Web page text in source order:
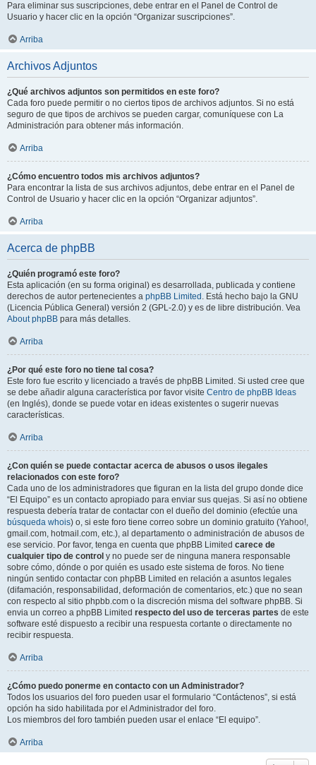
Para eliminar sus suscripciones, debe entrar en el Panel de Control de
Usuario y hacer clic en la opción “Organizar suscripciones”.
Arriba
Archivos Adjuntos
¿Qué archivos adjuntos son permitidos en este foro?
Cada foro puede permitir o no ciertos tipos de archivos adjuntos. Si no está
seguro de que tipos de archivos se pueden cargar, comuníquese con La
Administración para obtener más información.
Arriba
¿Cómo encuentro todos mis archivos adjuntos?
Para encontrar la lista de sus archivos adjuntos, debe entrar en el Panel de
Control de Usuario y hacer clic en la opción “Organizar adjuntos”.
Arriba
Acerca de phpBB
¿Quién programó este foro?
Esta aplicación (en su forma original) es desarrollada, publicada y contiene
derechos de autor pertenecientes a phpBB Limited . Está hecho bajo la GNU
(Licencia Pública General) versión 2 (GPL-2.0) y es de libre distribución. Vea
About phpBB para más detalles.
Arriba
¿Por qué este foro no tiene tal cosa?
Este foro fue escrito y licenciado a través de phpBB Limited. Si usted cree que
se debe añadir alguna característica por favor visite Centro de phpBB Ideas
(en Inglés), donde se puede votar en ideas existentes o sugerir nuevas
características.
Arriba
¿Con quién se puede contactar acerca de abusos o usos ilegales
relacionados con este foro?
Cada uno de los administradores que figuran en la lista del grupo donde dice
“El Equipo” es un contacto apropiado para enviar sus quejas. Si así no obtiene
respuesta debería tratar de contactar con el dueño del dominio (efectúe una
búsqueda whois) o, si este foro tiene correo sobre un dominio gratuito (Yahoo!,
gmail.com, hotmail.com, etc.), al departamento o administración de abusos de
ese servicio. Por favor, tenga en cuenta que phpBB Limited carece de
cualquier tipo de control y no puede ser de ninguna manera responsable
sobre cómo, dónde o por quién es usado este sistema de foros. No tiene
ningún sentido contactar con phpBB Limited en relación a asuntos legales
(difamación, responsabilidad, deformación de comentarios, etc.) que no sean
con respecto al sitio phpbb.com o la discreción misma del software phpBB. Si
envia un correo a phpBB Limited respecto del uso de terceras partes de este
software esté dispuesto a recibir una respuesta cortante o directamente no
recibir respuesta.
Arriba
¿Cómo puedo ponerme en contacto con un Administrador?
Todos los usuarios del foro pueden usar el formulario “Contáctenos”, si está
opción ha sido habilitada por el Administrador del foro.
Los miembros del foro también pueden usar el enlace “El equipo”.
Arriba